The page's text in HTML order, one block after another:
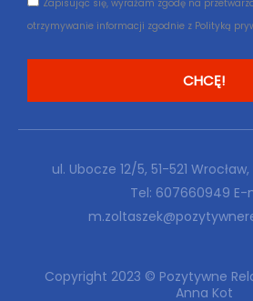
Zapisując się, wyrażam zgodę na
otrzymywanie informacji zgodnie z Polityką
CHCĘ!
ul. Ubocze 12/5, 51-521
Tel: 607660949 E-
Copyright 2023 © Pozytywne
Anna Kot